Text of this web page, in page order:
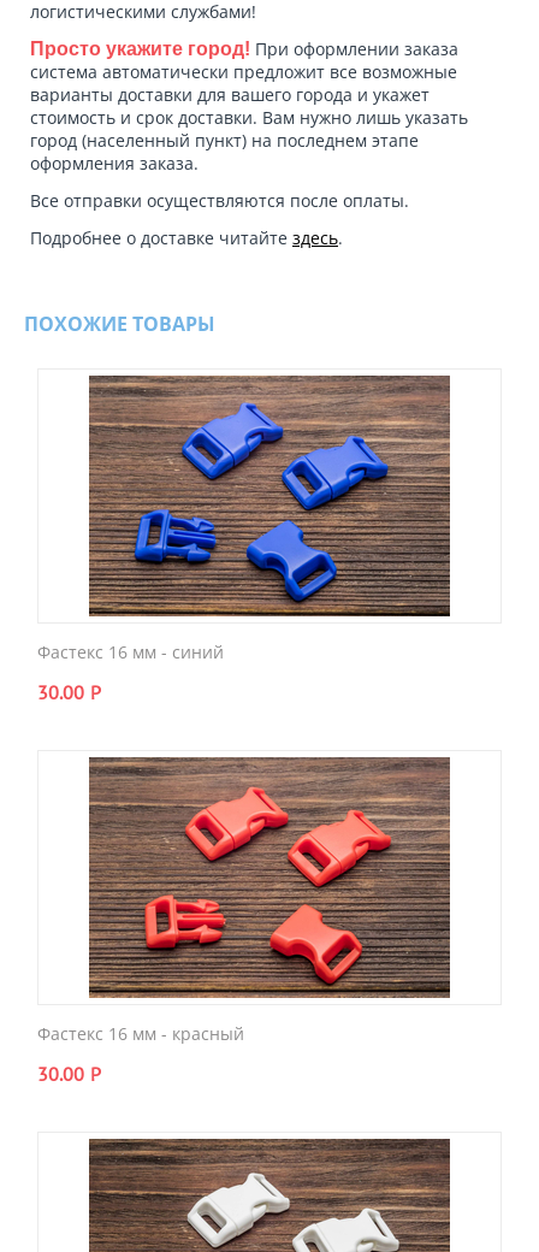
логистическими службами!
Просто укажите город! При оформлении заказа
система автоматически предложит все возможные
варианты доставки для вашего города и укажет
стоимость и срок доставки. Вам нужно лишь указать
город (населенный пункт) на последнем этапе
оформления заказа.
Все отправки осуществляются после оплаты.
Подробнее о доставке читайте здесь.
ПОХОЖИЕ ТОВАРЫ
Фастекс 16 мм - синий
30.00 Р
Фастекс 16 мм - красный
30.00 Р